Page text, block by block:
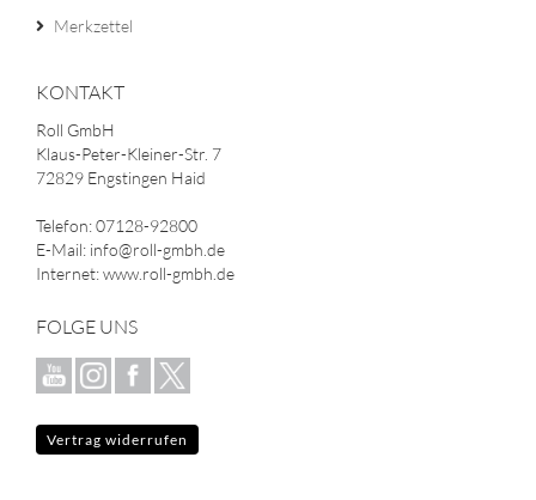
Merkzettel
KONTAKT
Roll GmbH
Klaus-Peter-Kleiner-Str. 7
72829 Engstingen Haid
Telefon: 07128-92800
E-Mail: info@roll-gmbh.de
Internet: www.roll-gmbh.de
FOLGE UNS
Vertrag widerrufen